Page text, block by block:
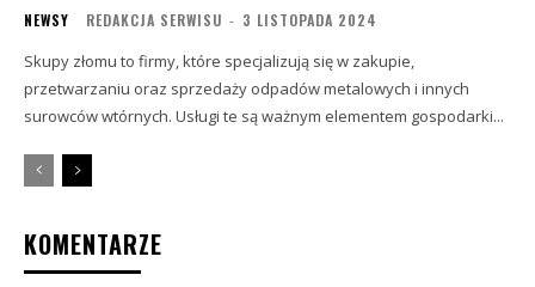
NEWSY REDAKCJA SERWISU - 3 LISTOPADA 2024
Skupy złomu to firmy, które specjalizują się w zakupie,
przetwarzaniu oraz sprzedaży odpadów metalowych i innych
surowców wtórnych. Usługi te są ważnym elementem gospodarki...
KOMENTARZE